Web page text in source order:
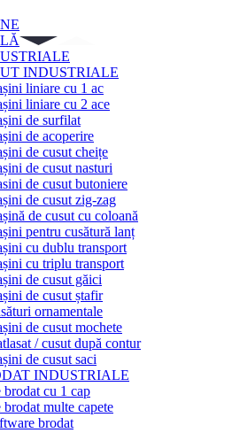
INDUSTRIALE
liniare cu 1 ac
liniare cu 2 ace
de surfilat
de acoperire
de cusut cheițe
de cusut nasturi
de cusut butoniere
de cusut zig-zag
de cusut cu coloană
pentru cusătură lanț
cu dublu transport
cu triplu transport
de cusut găici
de cusut ștafir
ornamentale
de cusut mochete
/ cusut după contur
de cusut saci
INDUSTRIALE
brodat cu 1 cap
brodat multe capete
brodat